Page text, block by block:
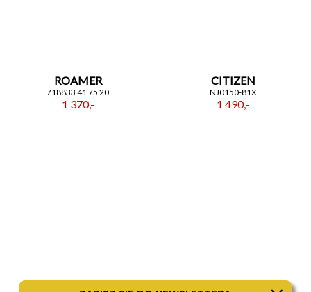
ROAMER
718833 41 75 20
1 370,-
CITIZEN
NJ0150-81X
1 490,-
CITIZEN ROAMER